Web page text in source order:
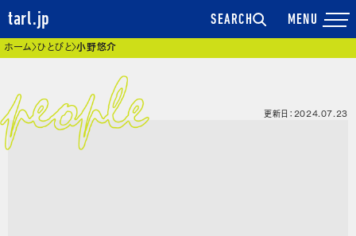
tarl.jp SEARCH
現在位置
ホーム ひとびと 小野悠介
更新日：2024.07.23